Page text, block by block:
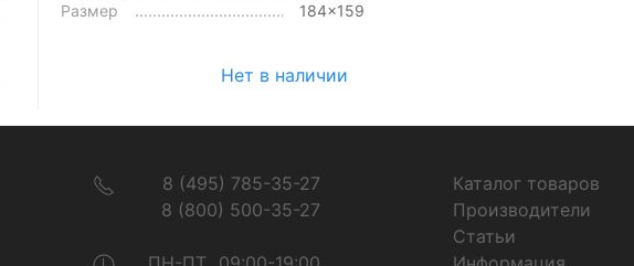
Размер
184x159
Нет в наличии
8 (495) 785-35-27
8 (800) 500-35-27
Каталог товаров
Производители
Статьи